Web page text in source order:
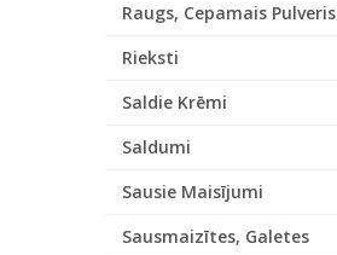
Raugs, Cepamais Pulveris
Rieksti
Saldie Krēmi
Saldumi
Sausie Maisījumi
Sausmaizītes, Galetes